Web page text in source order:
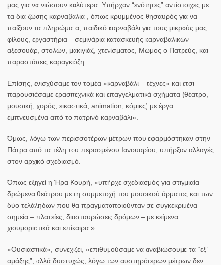
μας για να νιώσουν καλύτερα. Υπήρχαν “ενότητες” αντίστοιχες με
τα δια ζώσης καρναβάλια , όπως κρυμμένος θησαυρός για να
παίξουν τα πληρώματα, παιδικό καρναβάλι για τους μικρούς μας
φίλους, εργαστήρια – σεμινάρια κατασκευής καρναβαλικών
αξεσουάρ, στολών, μακιγιάζ, χτενίσματος, Μώμος ο Πατρεύς, και
παραστάσεις καραγκιόζη.
Επίσης, ενισχύσαμε τον τομέα «καρναβάλι – τέχνες» και έτσι
παρουσιάσαμε ερασιτεχνικά και επαγγελματικά σχήματα (θέατρο,
μουσική, χορός, εικαστικά, animation, κόμικς) με έργα
εμπνευσμένα από το πατρινό καρναβάλι».
Όμως, λόγω των περισσοτέρων μέτρων που εφαρμόστηκαν στην
Πάτρα από τα τέλη του περασμένου Ιανουαρίου, υπήρξαν αλλαγές
στον αρχικό σχεδιασμό.
Όπως εξηγεί η Ήρα Κουρή, «υπήρχε σχεδιασμός για στιγμιαία
δρώμενα θεάτρου με τη συμμετοχή του μουσικού άρματος και των
δύο τελάληδων που θα πραγματοποιούνταν σε συγκεκριμένα
σημεία – πλατείες, διασταυρώσεις δρόμων – με κείμενα
χιουμοριστικά και επίκαιρα.»
«Ουσιαστικά», συνεχίζει, «επιθυμούσαμε να αναβιώσουμε τα “εξ’
αμάξης”, αλλά δυστυχώς, λόγω των αυστηρότερων μέτρων δεν